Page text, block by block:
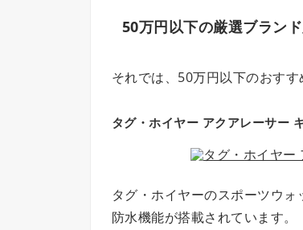
50万円以下の厳選ブラン
それでは、50万円以下のおす
タグ・ホイヤー アクアレーサー
タグ・ホイヤーのスポーツウ
防水機能が搭載されています。